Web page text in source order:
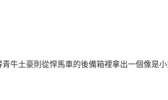
土豪則從悍馬車的後備箱裡拿出一個像是